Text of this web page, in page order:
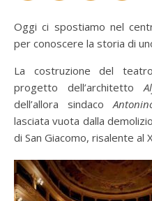
Oggi ci spostiamo nel centro della Sicilia, a Caltanissetta
per conoscere la storia di
La costruzione del
progetto dell’architetto
dell’allora sindaco
lasciata vuota dalla
di San Giacomo, risalente al